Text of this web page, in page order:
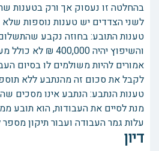
בהחלטה זו נעסוק אך ורק בטענות
לשני הצדדים יש טענות נוספות שלא
טענות התובע: בחוזה נקבע
אמורים להיות משולמים לו בסיום
לקבל את סכום זה מהנתבע ללא
טענות הנתבע: הנתבע אינו מסכים
מנת לסיים את העבודות, הוא תובע
עלות גמר העבודה ועבור תיקון מספר
דיון